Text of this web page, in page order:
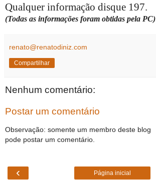
Qualquer informação disque 197.
(Todas as informações foram obtidas pela PC)
renato@renatodiniz.com
Compartilhar
Nenhum comentário:
Postar um comentário
Observação: somente um membro deste blog
pode postar um comentário.
‹ Página inicial